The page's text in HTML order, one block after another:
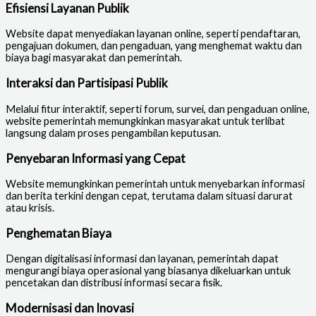
Efisiensi Layanan Publik
Website dapat menyediakan layanan online, seperti pendaftaran,
pengajuan dokumen, dan pengaduan, yang menghemat waktu dan
biaya bagi masyarakat dan pemerintah.
Interaksi dan Partisipasi Publik
Melalui fitur interaktif, seperti forum, survei, dan pengaduan online,
website pemerintah memungkinkan masyarakat untuk terlibat
langsung dalam proses pengambilan keputusan.
Penyebaran Informasi yang Cepat
Website memungkinkan pemerintah untuk menyebarkan informasi
dan berita terkini dengan cepat, terutama dalam situasi darurat
atau krisis.
Penghematan Biaya
Dengan digitalisasi informasi dan layanan, pemerintah dapat
mengurangi biaya operasional yang biasanya dikeluarkan untuk
pencetakan dan distribusi informasi secara fisik.
Modernisasi dan Inovasi